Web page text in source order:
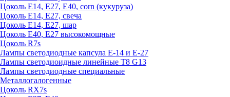
Цоколь Е14, Е27, Е40, corn (кукуруза)
Цоколь Е14, Е27, свеча
Цоколь Е14, Е27, шар
Цоколь Е40, Е27 высокомощные
Цоколь R7s
Лампы светодиодные капсула Е-14 и Е-27
Лампы светодиоидные линейные T8 G13
Лампы светодиодные специальные
Металлогалогенные
Цоколь RX7s